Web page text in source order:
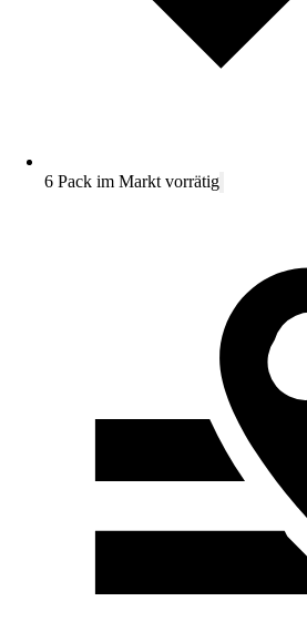
6 Pack im Markt vorrätig